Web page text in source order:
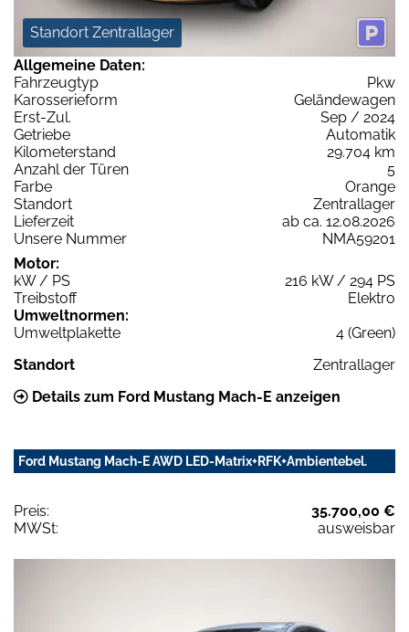
Standort Zentrallager
Allgemeine Daten:
Fahrzeugtyp
Pkw
Karosserieform
Geländewagen
Erst-Zul.
Sep / 2024
Getriebe
Automatik
Kilometerstand
29.704 km
Anzahl der Türen
5
Farbe
Orange
Standort
Zentrallager
Lieferzeit
ab ca. 12.08.2026
Unsere Nummer
NMA59201
Motor:
kW / PS
216 kW / 294 PS
Treibstoff
Elektro
Umweltnormen:
Umweltplakette
4 (Green)
Standort
Zentrallager
Details zum Ford Mustang Mach-E anzeigen
Ford Mustang Mach-E AWD LED-Matrix+RFK+Ambientebel.
Preis:
35.700,00 €
MWSt:
ausweisbar